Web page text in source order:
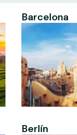
Barcelona
Berlín